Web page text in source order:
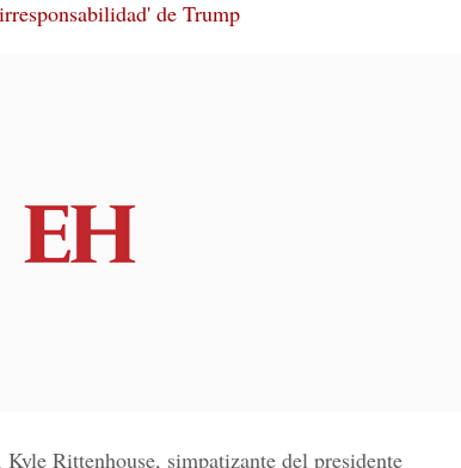
de Trump
Rittenhouse, simpatizante del presidente